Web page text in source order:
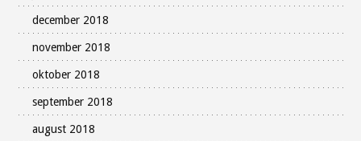
december 2018
november 2018
oktober 2018
september 2018
august 2018